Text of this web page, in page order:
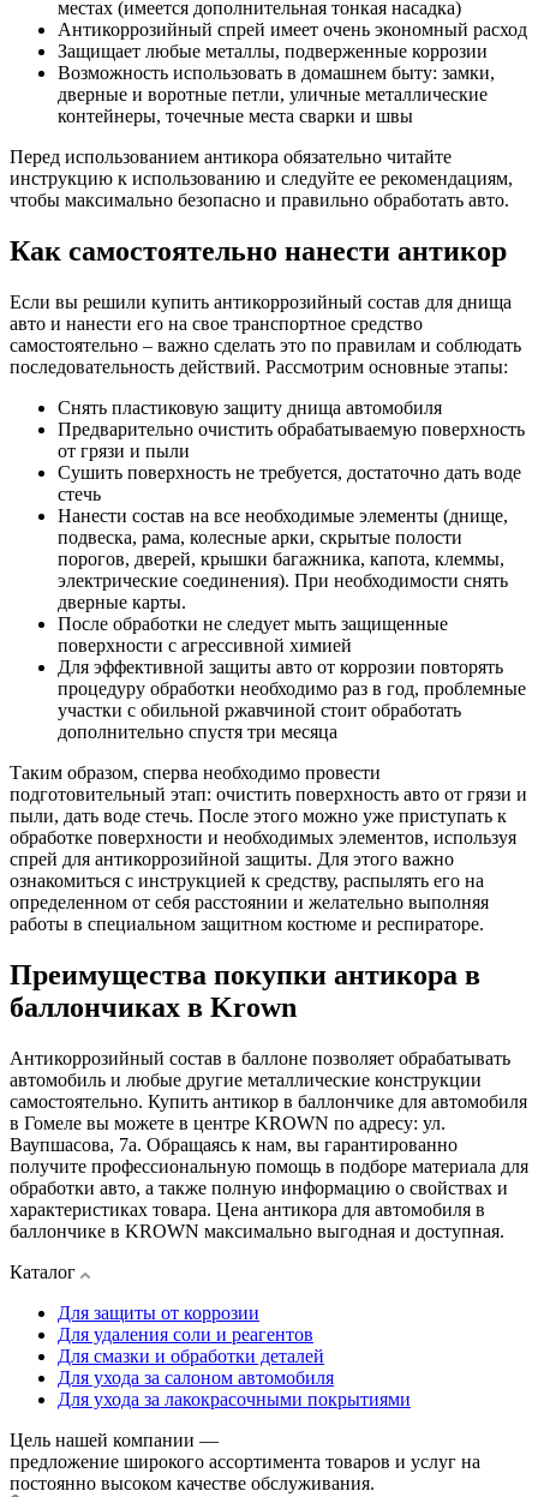
местах (имеется дополнительная тонкая насадка)
Антикоррозийный спрей имеет очень экономный расход
Защищает любые металлы, подверженные коррозии
Возможность использовать в домашнем быту: замки,
дверные и воротные петли, уличные металлические
контейнеры, точечные места сварки и швы
Перед использованием антикора обязательно читайте
инструкцию к использованию и следуйте ее рекомендациям,
чтобы максимально безопасно и правильно обработать авто.
Как самостоятельно нанести антикор
Если вы решили купить антикоррозийный состав для днища
авто и нанести его на свое транспортное средство
самостоятельно – важно сделать это по правилам и соблюдать
последовательность действий. Рассмотрим основные этапы:
Снять пластиковую защиту днища автомобиля
Предварительно очистить обрабатываемую поверхность
от грязи и пыли
Сушить поверхность не требуется, достаточно дать воде
стечь
Нанести состав на все необходимые элементы (днище,
подвеска, рама, колесные арки, скрытые полости
порогов, дверей, крышки багажника, капота, клеммы,
электрические соединения). При необходимости снять
дверные карты.
После обработки не следует мыть защищенные
поверхности с агрессивной химией
Для эффективной защиты авто от коррозии повторять
процедуру обработки необходимо раз в год, проблемные
участки с обильной ржавчиной стоит обработать
дополнительно спустя три месяца
Таким образом, сперва необходимо провести
подготовительный этап: очистить поверхность авто от грязи и
пыли, дать воде стечь. После этого можно уже приступать к
обработке поверхности и необходимых элементов, используя
спрей для антикоррозийной защиты. Для этого важно
ознакомиться с инструкцией к средству, распылять его на
определенном от себя расстоянии и желательно выполняя
работы в специальном защитном костюме и респираторе.
Преимущества покупки антикора в
баллончиках в Krown
Антикоррозийный состав в баллоне позволяет обрабатывать
автомобиль и любые другие металлические конструкции
самостоятельно. Купить антикор в баллончике для автомобиля
в Гомеле вы можете в центре KROWN по адресу: ул.
Ваупшасова, 7а. Обращаясь к нам, вы гарантированно
получите профессиональную помощь в подборе материала для
обработки авто, а также полную информацию о свойствах и
характеристиках товара. Цена антикора для автомобиля в
баллончике в KROWN максимально выгодная и доступная.
Каталог
Для защиты от коррозии
Для удаления соли и реагентов
Для смазки и обработки деталей
Для ухода за салоном автомобиля
Для ухода за лакокрасочными покрытиями
Цель нашей компании —
предложение широкого ассортимента товаров и услуг на
постоянно высоком качестве обслуживания.